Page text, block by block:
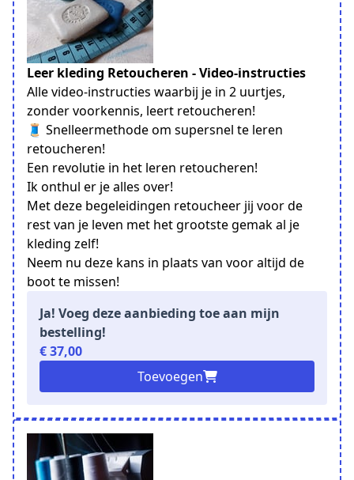
Leer kleding Retoucheren - Video-instructies
Alle video-instructies waarbij je in 2 uurtjes,
zonder voorkennis, leert retoucheren!
🧵 Snelleermethode om supersnel te leren
retoucheren!
Een revolutie in het leren retoucheren!
Ik onthul er je alles over!
Met deze begeleidingen retoucheer jij voor de
rest van je leven met het grootste gemak al je
kleding zelf!
Neem nu deze kans in plaats van voor altijd de
boot te missen!
Ja! Voeg deze aanbieding toe aan mijn
bestelling!
€ 37,00
Toevoegen